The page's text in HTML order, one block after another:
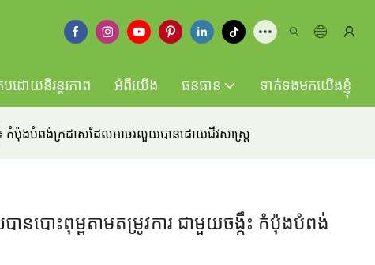
បដោយនិរន្តរភាព អំពីយើង ធនធាន ទាក់ទងមកយើងខ្ញុំ
ះ កំប៉ុងបំពង់ក្រដាសដែលអាចរលួយបានដោយជីវសាស្រ្ត
នបោះពុម្ពតាមតម្រូវការ ជាមួយចង្កឹះ កំប៉ុងបំពង់